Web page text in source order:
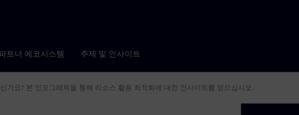
트너 에코시스템 주제 및 인사이트
가요? 본 인포그래픽을 통해 리소스 활용 최적화에 대한 인사이트를 얻으십시오.